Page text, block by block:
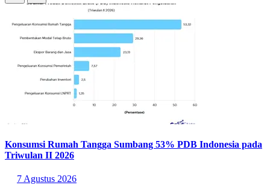
Konsumsi Rumah Tangga Sumbang 53% PDB Indonesia pada
Triwulan II 2026
7 Agustus 2026